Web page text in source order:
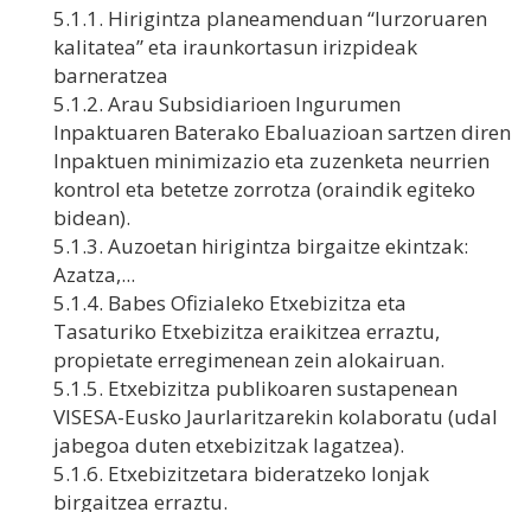
5.1.1. Hirigintza planeamenduan “lurzoruaren
kalitatea” eta iraunkortasun irizpideak
barneratzea
5.1.2. Arau Subsidiarioen Ingurumen
Inpaktuaren Baterako Ebaluazioan sartzen diren
Inpaktuen minimizazio eta zuzenketa neurrien
kontrol eta betetze zorrotza (oraindik egiteko
bidean).
5.1.3. Auzoetan hirigintza birgaitze ekintzak:
Azatza,...
5.1.4. Babes Ofizialeko Etxebizitza eta
Tasaturiko Etxebizitza eraikitzea erraztu,
propietate erregimenean zein alokairuan.
5.1.5. Etxebizitza publikoaren sustapenean
VISESA-Eusko Jaurlaritzarekin kolaboratu (udal
jabegoa duten etxebizitzak lagatzea).
5.1.6. Etxebizitzetara bideratzeko lonjak
birgaitzea erraztu.